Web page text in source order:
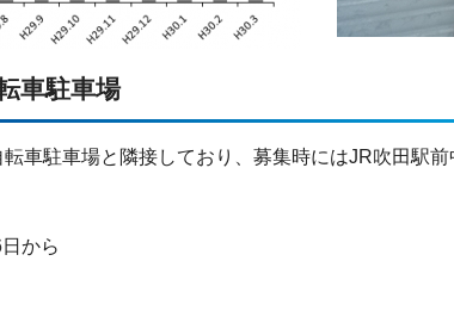
車駐車場
車駐車場と隣接しており、募集時にはJR吹田駅前
から